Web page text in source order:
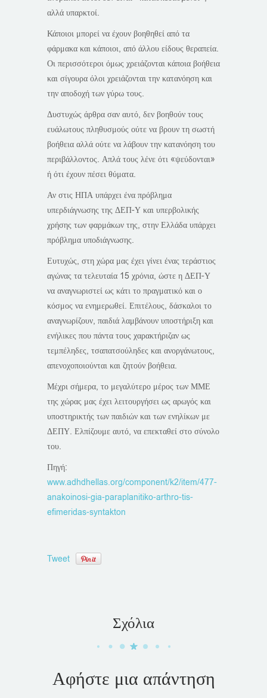
αλλά υπαρκτοί.
Κάποιοι μπορεί να έχουν βοηθηθεί από τα
φάρμακα και κάποιοι, από άλλου είδους θεραπεία.
Οι περισσότεροι όμως χρειάζονται κάποια βοήθεια
και σίγουρα όλοι χρειάζονται την κατανόηση και
την αποδοχή των γύρω τους.
Δυστυχώς άρθρα σαν αυτό, δεν βοηθούν τους
ευάλωτους πληθυσμούς ούτε να βρουν τη σωστή
βοήθεια αλλά ούτε να λάβουν την κατανόηση του
περιβάλλοντος. Απλά τους λένε ότι «ψεύδονται»
ή ότι έχουν πέσει θύματα.
Αν στις ΗΠΑ υπάρχει ένα πρόβλημα
υπερδιάγνωσης της ΔΕΠ-Υ και υπερβολικής
χρήσης των φαρμάκων της, στην Ελλάδα υπάρχει
πρόβλημα υποδιάγνωσης.
Ευτυχώς, στη χώρα μας έχει γίνει ένας τεράστιος
αγώνας τα τελευταία 15 χρόνια, ώστε η ΔΕΠ-Υ
να αναγνωριστεί ως κάτι το πραγματικό και ο
κόσμος να ενημερωθεί. Επιτέλους, δάσκαλοι το
αναγνωρίζουν, παιδιά λαμβάνουν υποστήριξη και
ενήλικες που πάντα τους χαρακτήριζαν ως
τεμπέληδες, τσαπατσούληδες και ανοργάνωτους,
απενοχοποιούνται και ζητούν βοήθεια.
Μέχρι σήμερα, το μεγαλύτερο μέρος των ΜΜΕ
της χώρας μας έχει λειτουργήσει ως αρωγός και
υποστηρικτής των παιδιών και των ενηλίκων με
ΔΕΠΥ. Ελπίζουμε αυτό, να επεκταθεί στο σύνολο
του.
Πηγή:
www.adhdhellas.org/component/k2/item/477-
anakoinosi-gia-paraplanitiko-arthro-tis-
efimeridas-syntakton
Tweet
Σχόλια
Αφήστε μια απάντηση